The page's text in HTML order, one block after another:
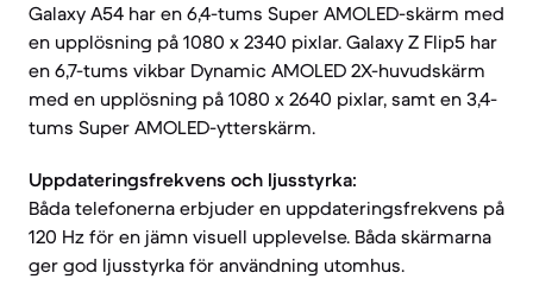
Galaxy A54 har en 6,4-tums Super AMOLED-skärm med
en upplösning på 1080 x 2340 pixlar. Galaxy Z Flip5 har
en 6,7-tums vikbar Dynamic AMOLED 2X-huvudskärm
med en upplösning på 1080 x 2640 pixlar, samt en 3,4-
tums Super AMOLED-ytterskärm.
Uppdateringsfrekvens och ljusstyrka:
Båda telefonerna erbjuder en uppdateringsfrekvens på
120 Hz för en jämn visuell upplevelse. Båda skärmarna
ger god ljusstyrka för användning utomhus.